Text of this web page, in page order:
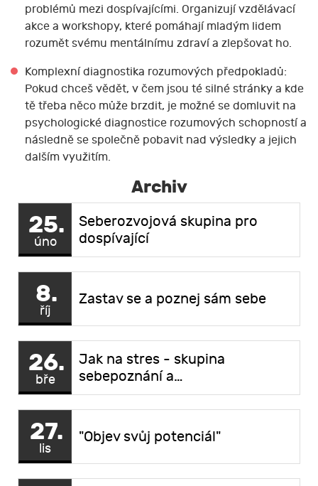
problémů mezi dospívajícími. Organizují vzdělávací
akce a workshopy, které pomáhají mladým lidem
rozumět svému mentálnímu zdraví a zlepšovat ho.
Komplexní diagnostika rozumových předpokladů:
Pokud chceš vědět, v čem jsou té silné stránky a kde
tě třeba něco může brzdit, je možné se domluvit na
psychologické diagnostice rozumových schopností a
následně se společně pobavit nad výsledky a jejich
dalším využitím.
Archiv
25.
úno
Seberozvojová skupina pro
dospívající
8.
říj
Zastav se a poznej sám sebe
26.
bře
Jak na stres - skupina
sebepoznání a…
27.
lis
"Objev svůj potenciál"